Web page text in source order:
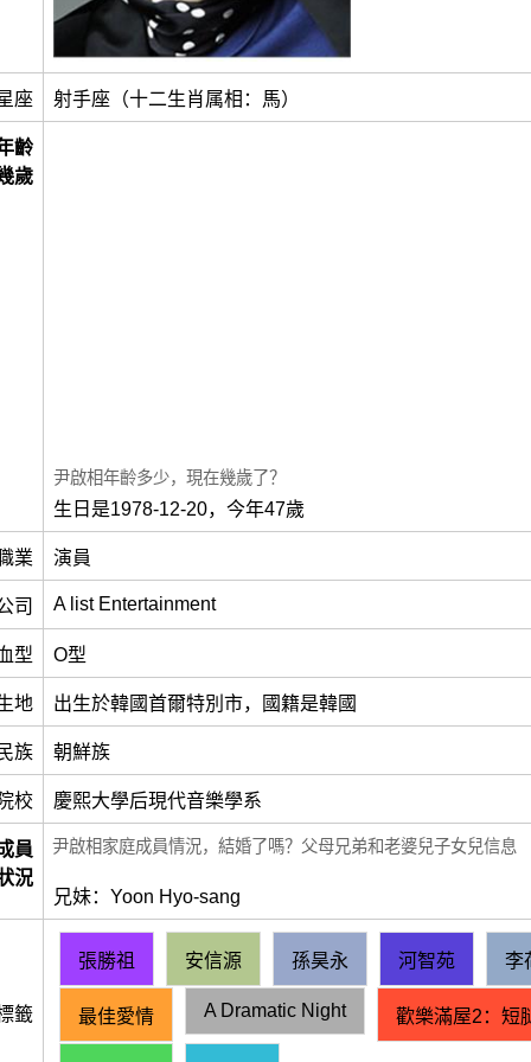
座 射手座（十二生肖属相：馬）
齡
歲
尹啟相年齡多少，現在幾歲了？
生日是1978-12-20，今年47歲
業 演員
司 A list Entertainment
型 O型
地 出生於韓國首爾特別市，國籍是韓國
族 朝鮮族
校 慶熙大學后現代音樂學系
員
況
尹啟相家庭成員情況，結婚了嗎？父母兄弟和老婆兒子女兒信息
兄妹：Yoon Hyo-sang
籤
張勝祖 安信源 孫昊永 河智苑 李
最佳愛情 A Dramatic Night 歡樂滿屋2：短